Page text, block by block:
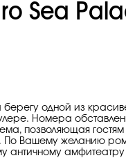
Sea
берегу одной из
Номера
позволяющая
Вашему желанию
античному